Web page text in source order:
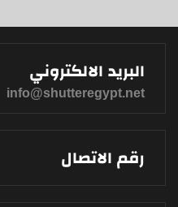
البريد الالكتروني
info@shutteregypt.net
رقم الاتصال